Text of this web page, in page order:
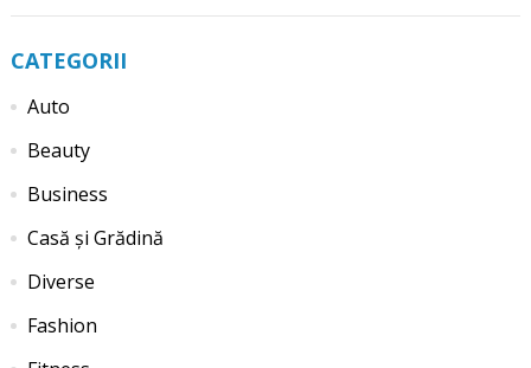
CATEGORII
Auto
Beauty
Business
Casă și Grădină
Diverse
Fashion